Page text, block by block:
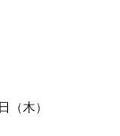
（木）